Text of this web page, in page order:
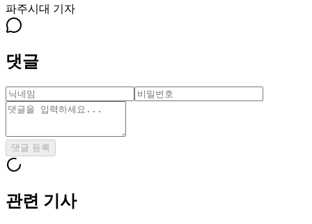
파주시대 기자
댓글
댓글 등록
관련 기사